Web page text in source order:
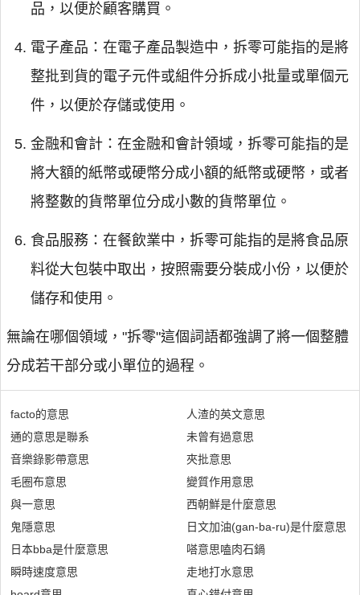
品，以便於顧客購買。
電子產品：在電子產品製造中，拆零可能指的是將
整批到貨的電子元件或組件分拆成小批量或單個元
件，以便於存儲或使用。
金融和會計：在金融和會計領域，拆零可能指的是
將大額的紙幣或硬幣分成小額的紙幣或硬幣，或者
將整數的貨幣單位分成小數的貨幣單位。
食品服務：在餐飲業中，拆零可能指的是將食品原
料從大包裝中取出，按照需要分裝成小份，以便於
儲存和使用。
無論在哪個領域，"拆零"這個詞語都強調了將一個整體
分成若干部分或小單位的過程。
facto的意思
通的意思是聯系
音樂錄影帶意思
毛圈布意思
與一意思
鬼隱意思
日本bba是什麼意思
瞬時速度意思
人渣的英文意思
未曾有過意思
夾批意思
變質作用意思
西朝鮮是什麼意思
日文加油(gan-ba-ru)是什麼意思
嗒意思嗑肉石鍋
走地打水意思